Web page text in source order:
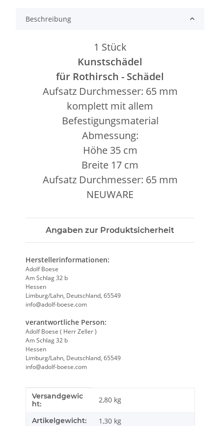
Beschreibung
1 Stück
Kunstschädel
für Rothirsch - Schädel
Aufsatz Durchmesser: 65 mm
komplett mit allem
Befestigungsmaterial
Abmessung:
Höhe 35 cm
Breite 17 cm
Aufsatz Durchmesser: 65 mm
NEUWARE
Angaben zur Produktsicherheit
Herstellerinformationen:
Adolf Boese
Am Schlag 32 b
Hessen
Limburg/Lahn, Deutschland, 65549
info@adolf-boese.com
verantwortliche Person:
Adolf Boese ( Herr Zeller )
Am Schlag 32 b
Hessen
Limburg/Lahn, Deutschland, 65549
info@adolf-boese.com
Produkteigenschaft
Wert
Versandgewic
ht:
2,80 kg
Artikelgewicht: 1,30 kg